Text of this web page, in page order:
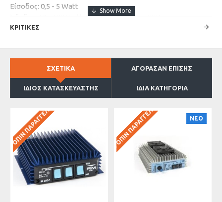
Είσοδος: 0,5 - 5 Watt
Έξοδος: 60 - 100 Watt AM, 120 - 200 Watt SSB
Μέγεθος: 120 x 130 x 45mm
ΚΡΙΤΙΚΕΣ
ΣΧΕΤΙΚΑ ΑΓΟΡΑΣΑΝ ΕΠΙΣΗΣ
ΙΔΙΟΣ ΚΑΤΑΣΚΕΥΑΣΤΗΣ ΙΔΙΑ ΚΑΤΗΓΟΡΙΑ
ΚΑΤΌΠΙΝ ΠΑΡΑΓΓΕΛΊΑΣ ΝΕΟ
ΚΑΤΌΠΙΝ ΠΑΡΑΓΓΕΛΊΑΣ